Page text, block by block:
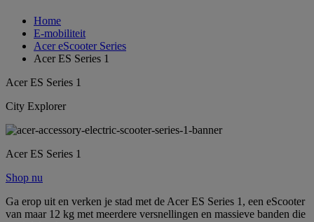
Home
E-mobiliteit
Acer eScooter Series
Acer ES Series 1
Acer ES Series 1
City Explorer
Acer ES Series 1
Shop nu
Ga erop uit en verken je stad met de Acer ES Series 1, een eScooter
van maar 12 kg met meerdere versnellingen en massieve banden die